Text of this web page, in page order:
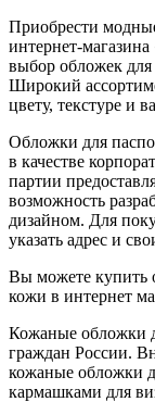
Приобрести
интернет-
выбор обложек
Широкий
цвету, текстуре и
Обложки для
в качестве
партии
возможность
дизайном. Для
указать адрес и
Вы можете купить
кожи в интернет
Кожаные обложки
граждан России.
кожаные обложки
кармашками для